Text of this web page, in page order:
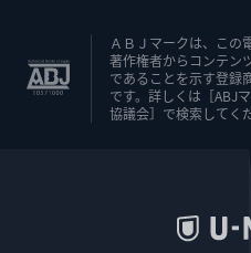
ＡＢＪマークは、この
著作権者からコンテン
であることを示す登録
です。詳しくは［ABJ
協議会］で検索してく